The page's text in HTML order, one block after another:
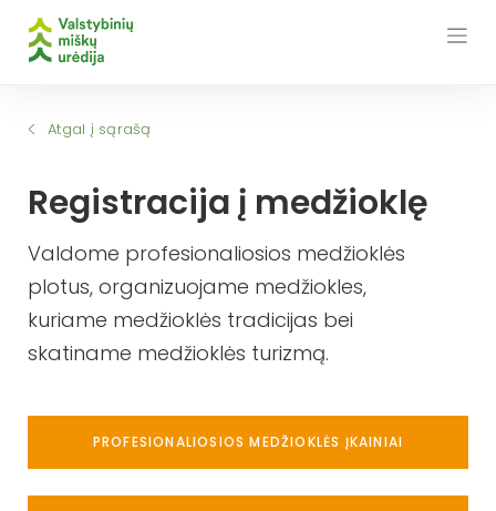
Atgal į sąrašą
Registracija į medžioklę
Valdome profesionaliosios medžioklės
plotus, organizuojame medžiokles,
kuriame medžioklės tradicijas bei
skatiname medžioklės turizmą.
PROFESIONALIOSIOS MEDŽIOKLĖS ĮKAINIAI